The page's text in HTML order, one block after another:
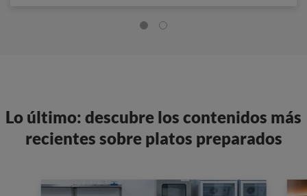
Lo último: descubre los contenidos más
recientes sobre platos preparados